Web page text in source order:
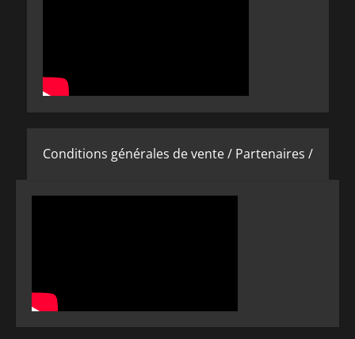
Conditions générales de vente / Partenaires /